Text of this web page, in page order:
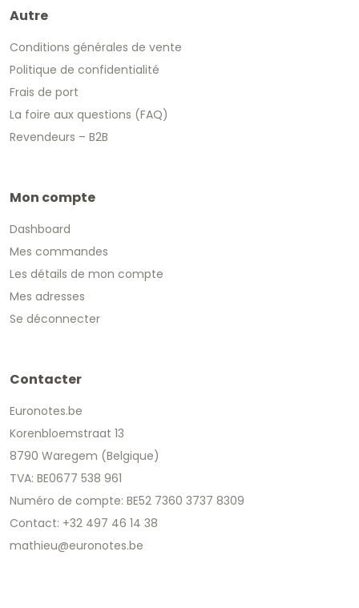
Autre
Conditions générales de vente
Politique de confidentialité
Frais de port
La foire aux questions (FAQ)
Revendeurs – B2B
Mon compte
Dashboard
Mes commandes
Les détails de mon compte
Mes adresses
Se déconnecter
Contacter
Euronotes.be
Korenbloemstraat 13
8790 Waregem (Belgique)
TVA: BE0677 538 961
Numéro de compte: BE52 7360 3737 8309
Contact: +32 497 46 14 38
mathieu@euronotes.be